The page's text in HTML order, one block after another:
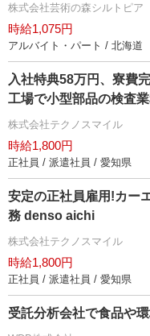
株式会社芸術の森シルトピア
時給1,075円
アルバイト・パート / 北海道
入社特典58万円、寮費
工場で小型部品の検査
株式会社テクノスマイル
時給1,800円
正社員 / 派遣社員 / 愛知県
安定の正社員雇用!カー
務 denso aichi
株式会社テクノスマイル
時給1,800円
正社員 / 派遣社員 / 愛知県
受託分析会社で食品や